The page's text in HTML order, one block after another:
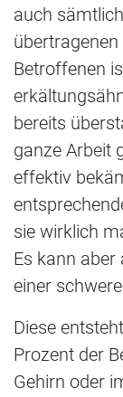
auch
Betroffenen
bereits
ganze Arbeit
effektiv
sie wirklich
Es kann aber
einer
Diese
Prozent der
Gehirn oder